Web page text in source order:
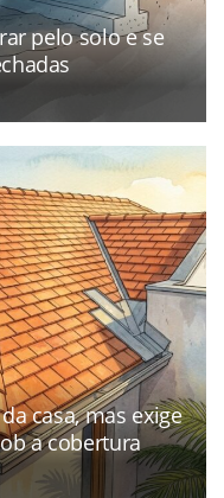
pelo solo e se
casa, mas exige
a cobertura